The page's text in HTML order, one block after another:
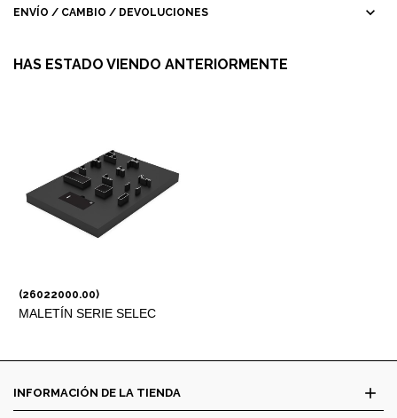
expand_more
ENVÍO / CAMBIO / DEVOLUCIONES
HAS ESTADO VIENDO ANTERIORMENTE
MALETÍN SERIE SELEC
(26022000.00)
INFORMACIÓN DE LA TIENDA add